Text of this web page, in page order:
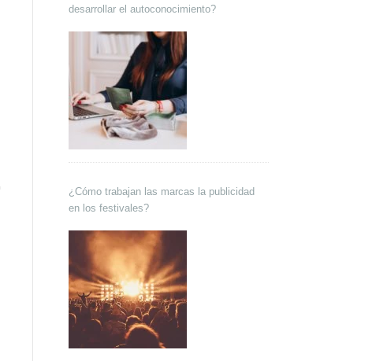
desarrollar el autoconocimiento?
¿Cómo trabajan las marcas la publicidad
en los festivales?